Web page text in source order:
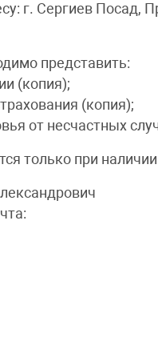
г. Сергиев Посад,
представить:
(копия);
(копия);
от несчастных
только при